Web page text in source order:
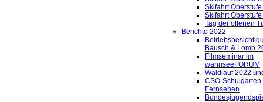
Skifahrt
Skifahrt
Tag der offenen
Berichte 2022
Bausch & Lomb
Filmseminar im
wannseeFORUM
Waldlauf 2022
CSO-Schulgarten
Fernsehen